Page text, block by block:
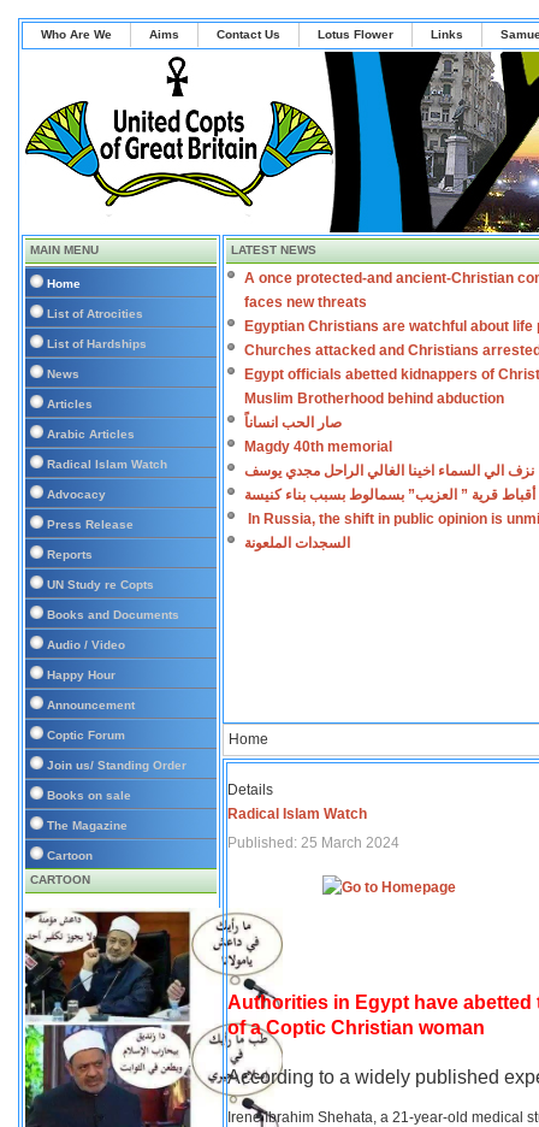
Who Are We Aims Contact Us Lotus Flower Links
MAIN MENU
Home
List of Atrocities
List of Hardships
News
Articles
Arabic Articles
Radical Islam Watch
Advocacy
Press Release
Reports
UN Study re Copts
Books and Documents
Audio / Video
Happy Hour
Announcement
Coptic Forum
Join us/ Standing Order
Books on sale
The Magazine
Cartoon
CARTOON
LATEST NEWS
A once protected-and ancient-Christian
faces new threats
Egyptian Christians are watchful about life
Churches attacked and Christians
Egypt officials abetted kidnappers of
Muslim Brotherhood behind abduction
صار الحب انساناً
Magdy 40th memorial
نزف الي السماء اخينا الغالي الراحل مجدي يوسف
أقباط قرية ” العزيب” بسمالوط بسبب بناء كنيسة
In Russia, the shift in public opinion is
السجدات الملعونة
Home
Details
Radical Islam Watch
Published: 25 March 2024
Authorities in Egypt have
of a Coptic Christian woman
According to a widely published
Irene Ibrahim Shehata, a 21-year-old medical